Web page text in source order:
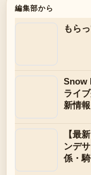
編集部から
もら
Snow
ライ
新情報
【最
ンデ
係・